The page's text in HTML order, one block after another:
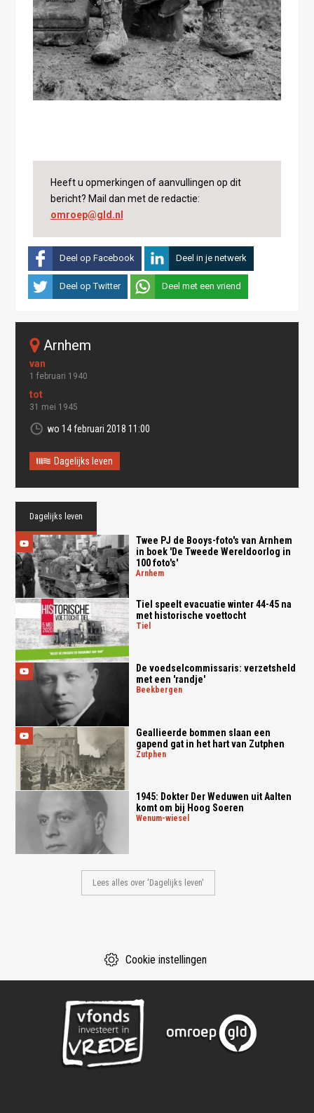
Heeft u opmerkingen of aanvullingen op dit
bericht? Mail dan met de redactie:
omroep@gld.nl
Deel op Facebook Deel in je netwerk
Deel op Twitter Deel met een vriend
arnhem
1 februari 1940
31 mei 1945
wo 14 februari 2018 11:00
Dagelijks leven
Dagelijks leven
Twee PJ de Booys-foto's van Arnhem
in boek 'De Tweede Wereldoorlog in
100 foto's'
arnhem
Tiel speelt evacuatie winter 44-45 na
met historische voettocht
tiel
De voedselcommissaris: verzetsheld
met een 'randje'
beekbergen
Geallieerde bommen slaan een
gapend gat in het hart van Zutphen
zutphen
1945: Dokter Der Weduwen uit Aalten
komt om bij Hoog Soeren
wenum-wiesel
Lees alles over 'Dagelijks leven'
Cookie instellingen